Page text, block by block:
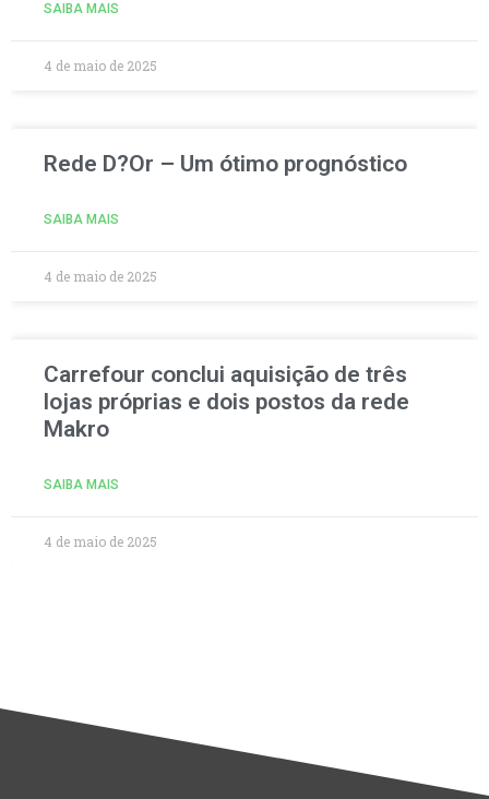
SAIBA MAIS
4 de maio de 2025
Rede D?Or – Um ótimo prognóstico
SAIBA MAIS
4 de maio de 2025
Carrefour conclui aquisição de três
lojas próprias e dois postos da rede
Makro
SAIBA MAIS
4 de maio de 2025